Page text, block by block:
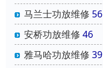
马兰士功放维修 56
安桥功放维修 46
雅马哈功放维修 39